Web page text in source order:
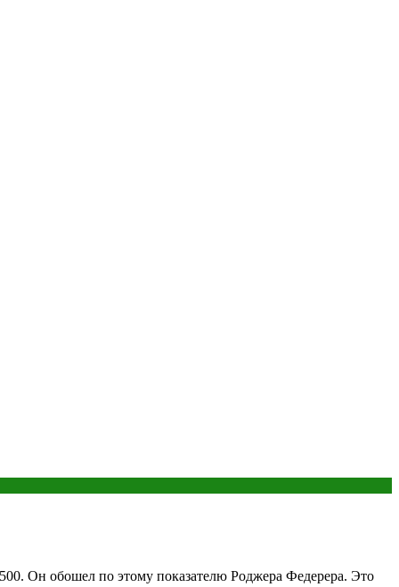
Он обошел по этому показателю Роджера Федерера. Это